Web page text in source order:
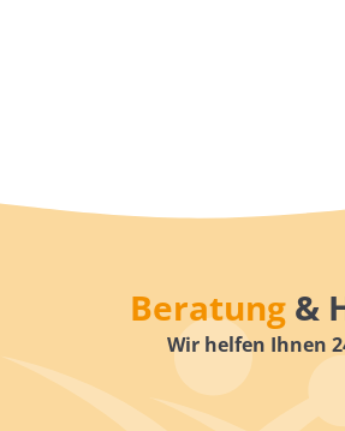
Beratung &
Wir helfen Ihnen